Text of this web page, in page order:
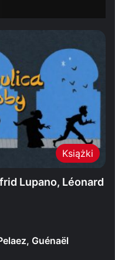
Książki
Lupano, Léonard
Guénaël